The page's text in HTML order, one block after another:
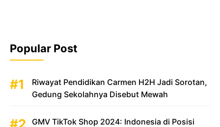
Popular Post
Riwayat Pendidikan Carmen H2H Jadi Sorotan,
Gedung Sekolahnya Disebut Mewah
GMV TikTok Shop 2024: Indonesia di Posisi